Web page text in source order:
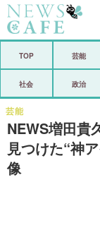
芸能
TOP 芸能
社会 政治
NEWS増田貴
見つけた“神
像
芸能